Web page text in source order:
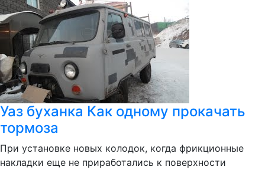
Уаз буханка Как одному прокачать
тормоза
При установке новых колодок, когда фрикционные
накладки еще не приработались к поверхности